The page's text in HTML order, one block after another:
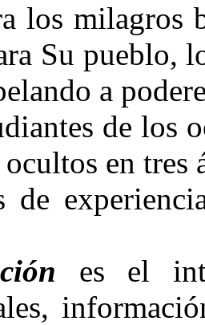
los milagros
Su pueblo,
a
de los
en tres
de
es el